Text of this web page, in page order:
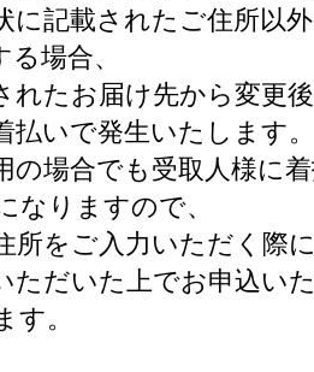
に記載されたご住所以
場合、
れたお届け先から変更
払いで発生いたします。
の場合でも受取人様に
なりますので、
所をご入力いただく際
ただいた上でお申込い
す。